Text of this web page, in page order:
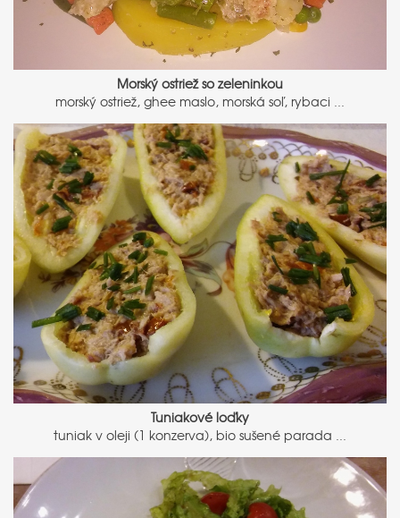
Morský ostriež so zeleninkou
morský ostriež, ghee maslo, morská soľ, rybaci ...
Tuniakové loďky
tuniak v oleji (1 konzerva), bio sušené parada ...